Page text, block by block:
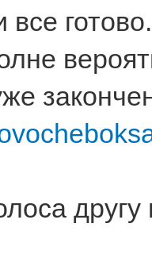
все
другу